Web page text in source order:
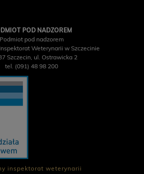
POD NADZOREM
Podmiot pod nadzorem
Weterynarii w Szczecinie
Szczecin, ul. Ostrawicka 2
tel. (091) 48 98 200
inspektorat weterynarii